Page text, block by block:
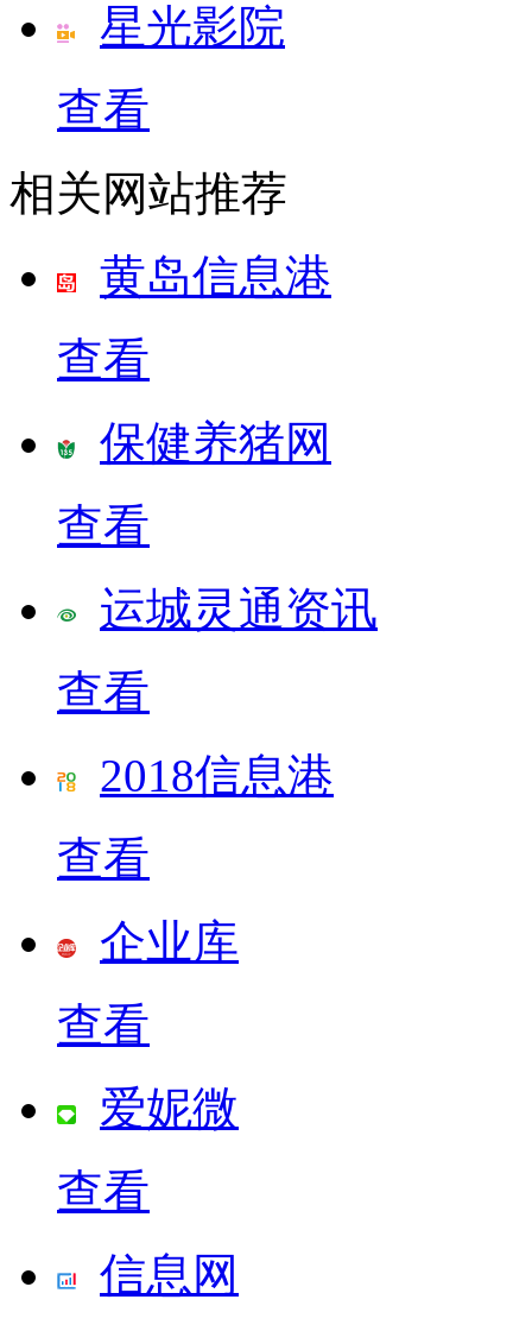
星光影院
查看
相关网站推荐
黄岛信息港
查看
保健养猪网
查看
运城灵通资讯
查看
2018信息港
查看
企业库
查看
爱妮微
查看
信息网